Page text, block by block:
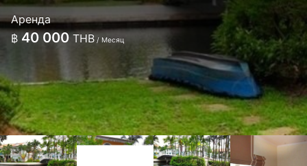
Аренда
฿ 40 000THB / Месяц